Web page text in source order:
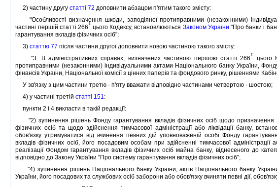
2) частину другустаттi 72 доповнити абзацом п'ятим такого змiсту:
"Особливостi визначення шкоди, заподiяної протиправними (незаконними)
частинi першiй статтi 266
1
цього Кодексу, встановлюються Законом України "Про банки i
гарантування вкладiв фiзичних осiб";
3)статтю 77 пiсля частини другої доповнити новою частиною такого змiсту:
"3. В адмiнiстративних справах, визначених частиною першою статтi 266
1
цього
протиправними (незаконними) iндивiдуальними актами Нацiонального банку України,
фiнансiв України, Нацiональної комiсiї з цiнних паперiв та фондового ринку, рiшеннями
У зв'язку з цим частини третю - п'яту вважати вiдповiдно частинами четвертою - шостою;
4) у частинi третiйстаттi 151 :
пункти 2 i 4 викласти в такiй редакцiї:
"2) зупинення рiшень Фонду гарантування вкладiв фiзичних осiб щодо призначення
фiзичних осiб та щодо здiйснення тимчасової адмiнiстрацiї або лiквiдацiї банку,
обов'язку утримуватися вiд вчинення певних дiй уповноваженiй особi Фонду
вкладiв фiзичних осiб, його посадовим особам при здiйсненнi тимчасової
реалiзацiї Фондом гарантування вкладiв фiзичних осiб майна банку, вiднесеного до
вiдповiдно до Закону України "Про систему гарантування вкладiв фiзичних осiб";
"4) зупинення рiшень Нацiонального банку України, актiв Нацiонального банку
України, його посадових та службових осiб заборони або обов'язку вчиняти певнi дiї,